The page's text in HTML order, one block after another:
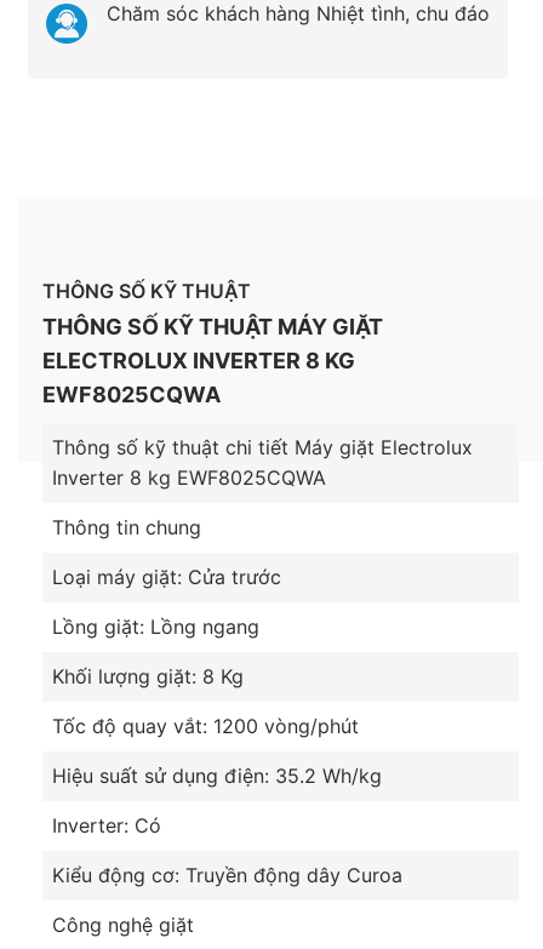
Chăm sóc khách hàng Nhiệt tình, chu đáo
THÔNG SỐ KỸ THUẬT
THÔNG SỐ KỸ THUẬT MÁY GIẶT
ELECTROLUX INVERTER 8 KG
EWF8025CQWA
Thông số kỹ thuật chi tiết Máy giặt Electrolux
Inverter 8 kg EWF8025CQWA
Thông tin chung
Loại máy giặt: Cửa trước
Lồng giặt: Lồng ngang
Khối lượng giặt: 8 Kg
Tốc độ quay vắt: 1200 vòng/phút
Hiệu suất sử dụng điện: 35.2 Wh/kg
Inverter: Có
Kiểu động cơ: Truyền động dây Curoa
Công nghệ giặt